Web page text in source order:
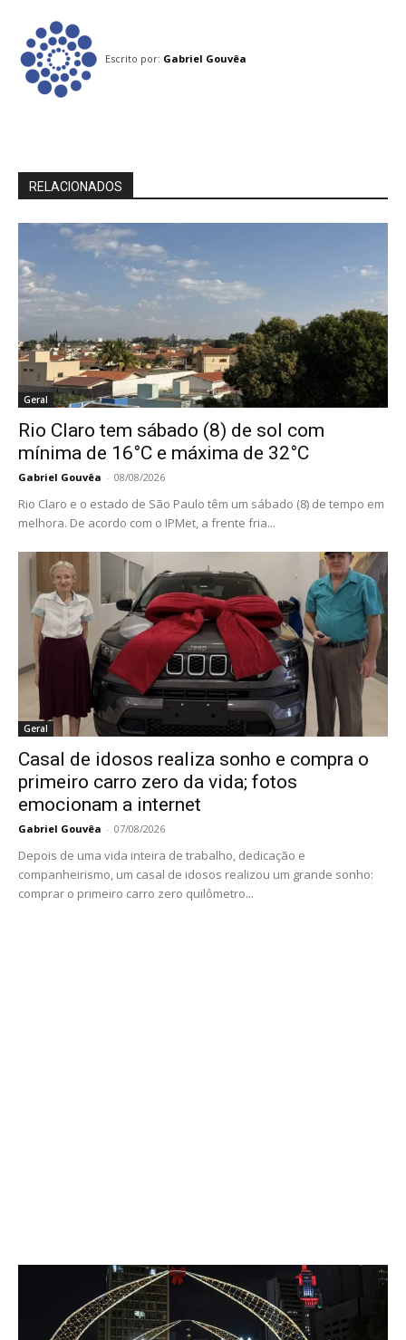
Escrito por: Gabriel Gouvêa
RELACIONADOS
Geral
Rio Claro tem sábado (8) de sol com
mínima de 16°C e máxima de 32°C
Gabriel Gouvêa - 08/08/2026
Rio Claro e o estado de São Paulo têm um sábado (8) de tempo em
melhora. De acordo com o IPMet, a frente fria...
Geral
Casal de idosos realiza sonho e compra o
primeiro carro zero da vida; fotos
emocionam a internet
Gabriel Gouvêa - 07/08/2026
Depois de uma vida inteira de trabalho, dedicação e
companheirismo, um casal de idosos realizou um grande sonho:
comprar o primeiro carro zero quilômetro...